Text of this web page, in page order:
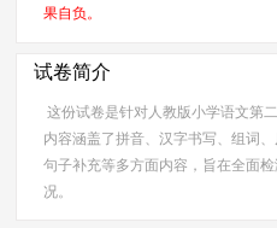
果自负。
试卷简介
这份试卷是针对人教版小学语文第
内容涵盖了拼音、汉字书写、组词
句子补充等多方面内容，旨在全面
况。